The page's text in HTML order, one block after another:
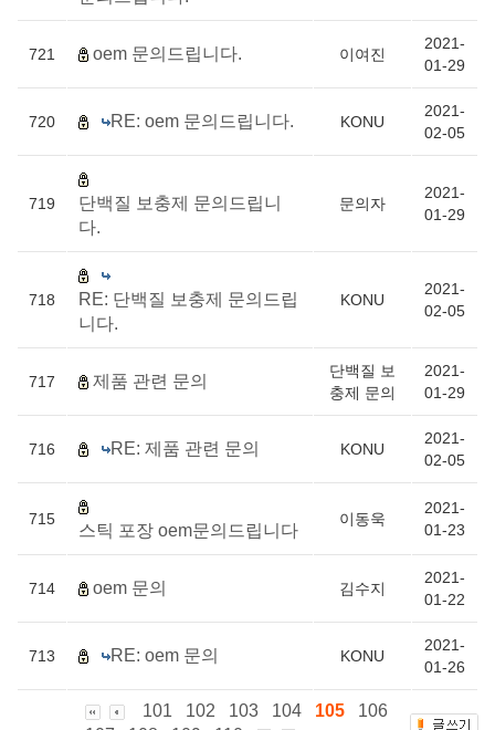
721 oem 문의드립니다. 이여진
2021-
01-29
720 RE: oem 문의드립니다. KONU
2021-
02-05
719
단백질 보충제 문의드립니
다.
문의자
2021-
01-29
718
RE: 단백질 보충제 문의드립
니다.
KONU
2021-
02-05
717 제품 관련 문의
단백질 보
충제 문의
2021-
01-29
716 RE: 제품 관련 문의 KONU
2021-
02-05
715
스틱 포장 oem문의드립니다
이동욱
2021-
01-23
714 oem 문의 김수지
2021-
01-22
713 RE: oem 문의 KONU
2021-
01-26
101 102 103 104 105
106